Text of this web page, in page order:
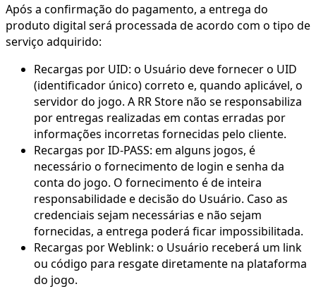
Após a confirmação do pagamento, a entrega do
produto digital será processada de acordo com o tipo de
serviço adquirido:
Recargas por UID: o Usuário deve fornecer o UID
(identificador único) correto e, quando aplicável, o
servidor do jogo. A RR Store não se responsabiliza
por entregas realizadas em contas erradas por
informações incorretas fornecidas pelo cliente.
Recargas por ID-PASS: em alguns jogos, é
necessário o fornecimento de login e senha da
conta do jogo. O fornecimento é de inteira
responsabilidade e decisão do Usuário. Caso as
credenciais sejam necessárias e não sejam
fornecidas, a entrega poderá ficar impossibilitada.
Recargas por Weblink: o Usuário receberá um link
ou código para resgate diretamente na plataforma
do jogo.